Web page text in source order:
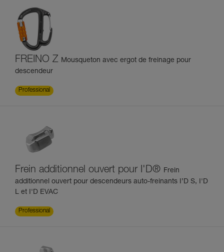
FREINO Z Mousqueton avec ergot de freinage pour
descendeur
Professional
Frein additionnel ouvert pour I'D® Frein
additionnel ouvert pour descendeurs auto-freinants I’D S, I'D
L et I'D EVAC
Professional